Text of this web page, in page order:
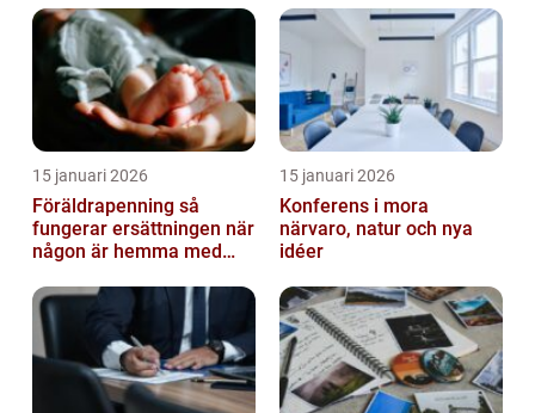
15 januari 2026
Föräldrapenning så
fungerar ersättningen när
någon är hemma med
15 januari 2026
Konferens i mora
närvaro, natur och nya
idéer